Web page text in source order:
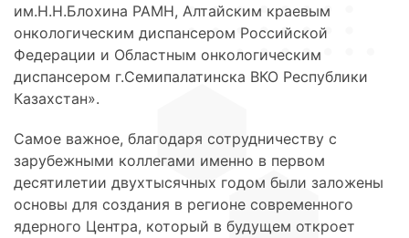
им.Н.Н.Блохина РАМН, Алтайским краевым
онкологическим диспансером Российской
Федерации и Областным онкологическим
диспансером г.Семипалатинска ВКО Республики
Казахстан».
Самое важное, благодаря сотрудничеству с
зарубежными коллегами именно в первом
десятилетии двухтысячных годом были заложены
основы для создания в регионе современного
ядерного Центра, который в будущем откроет